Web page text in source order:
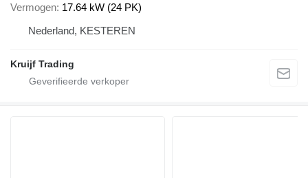
Vermogen 17.64 kW (24 PK)
Nederland, KESTEREN
Kruijf Trading